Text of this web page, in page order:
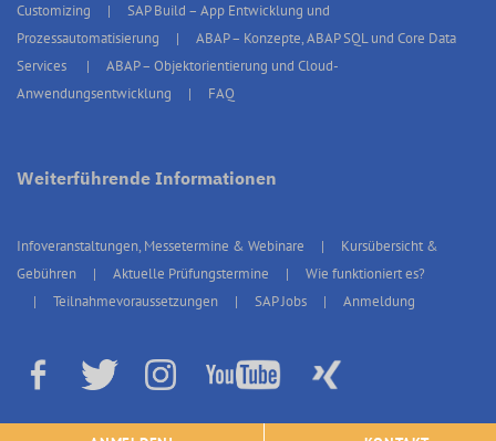
Customizing
SAP Build – App Entwicklung und
Prozessautomatisierung
ABAP – Konzepte, ABAP SQL und Core Data
Services
ABAP – Objektorientierung und Cloud-
Anwendungsentwicklung
FAQ
Weiterführende Informationen
Infoveranstaltungen, Messetermine & Webinare
Kursübersicht &
Gebühren
Aktuelle Prüfungstermine
Wie funktioniert es?
Teilnahmevoraussetzungen
SAP Jobs Anmeldung
© 2026 erp4students Deutschland, Alle Rechte vorbehalten.Impressum|